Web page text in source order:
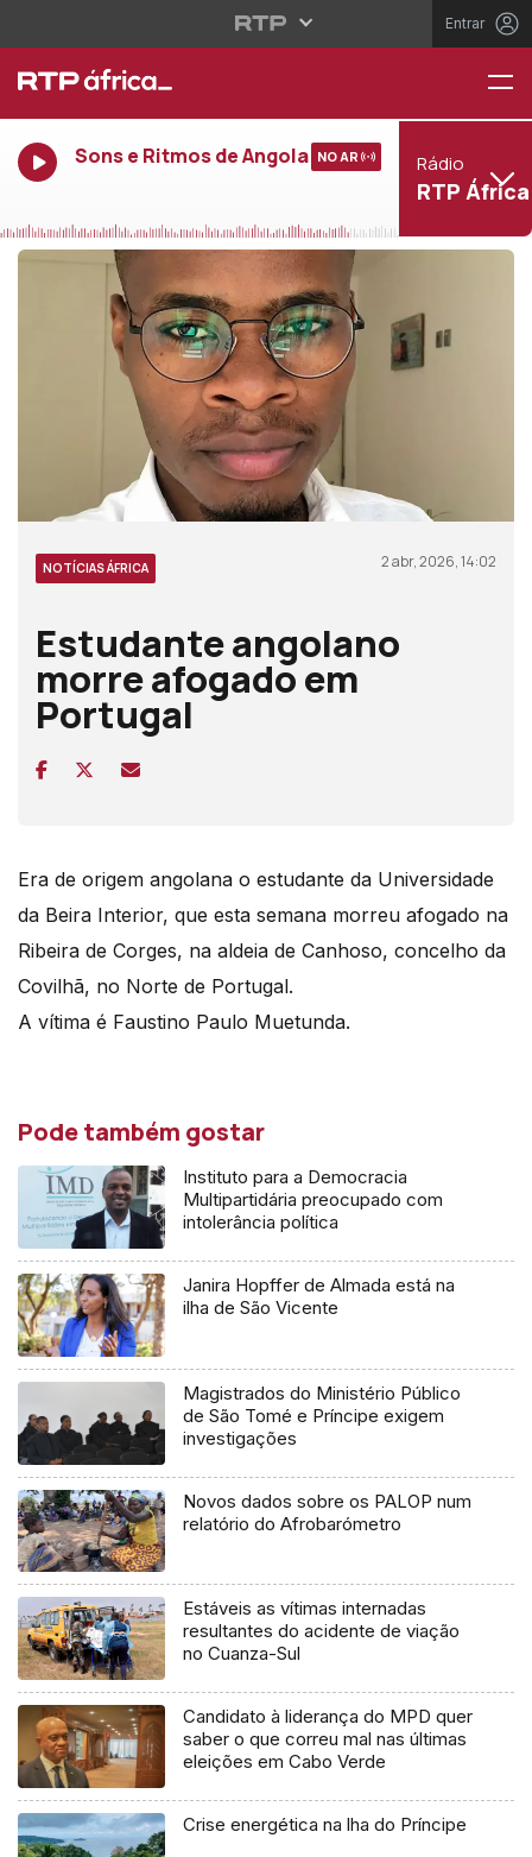
Entrar
Sons e Ritmos de Angola NO AR Rádio
RTP África
NOTÍCIAS ÁFRICA 2 abr, 2026, 14:02
Estudante angolano
morre afogado em
Portugal
Era de origem angolana o estudante da Universidade
da Beira Interior, que esta semana morreu afogado na
Ribeira de Corges, na aldeia de Canhoso, concelho da
Covilhã, no Norte de Portugal.
A vítima é Faustino Paulo Muetunda.
Pode também gostar
Instituto para a Democracia
Multipartidária preocupado com
intolerância política
Janira Hopffer de Almada está na
ilha de São Vicente
Magistrados do Ministério Público
de São Tomé e Príncipe exigem
investigações
Novos dados sobre os PALOP num
relatório do Afrobarómetro
Estáveis as vítimas internadas
resultantes do acidente de viação
no Cuanza-Sul
Candidato à liderança do MPD quer
saber o que correu mal nas últimas
eleições em Cabo Verde
Crise energética na lha do Príncipe